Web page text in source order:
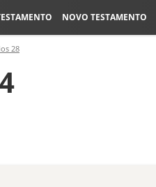
NOVO TESTAMENTO
28